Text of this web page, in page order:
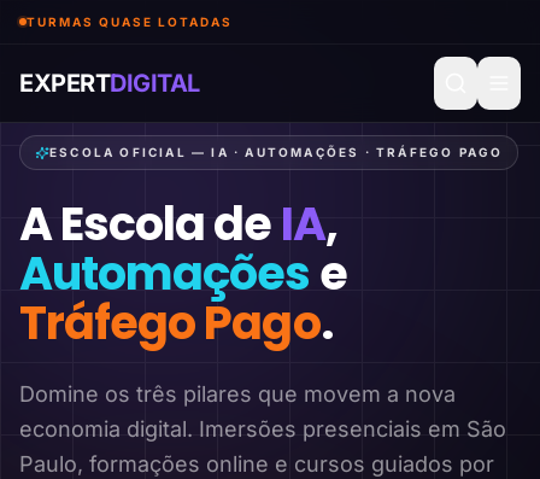
TURMAS QUASE LOTADAS
EXPERTDIGITAL
ESCOLA OFICIAL — IA · AUTOMAÇÕES · TRÁFEGO PAGO
A Escola deIA,
Automaçõese
Tráfego Pago.
Domine os três pilares que movem a nova
economia digital. Imersões presenciais em São
Paulo, formações online e cursos guiados por